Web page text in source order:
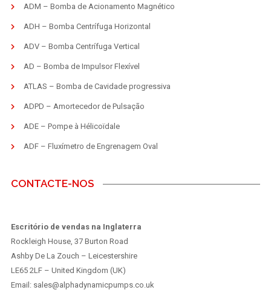
ADM – Bomba de Acionamento Magnético
ADH – Bomba Centrífuga Horizontal
ADV – Bomba Centrífuga Vertical
AD – Bomba de Impulsor Flexível
ATLAS – Bomba de Cavidade progressiva
ADPD – Amortecedor de Pulsação
ADE – Pompe à Hélicoïdale
ADF – Fluxímetro de Engrenagem Oval
CONTACTE-NOS
Escritório de vendas na Inglaterra
Rockleigh House, 37 Burton Road
Ashby De La Zouch – Leicestershire
LE65 2LF – United Kingdom (UK)
Email: sales@alphadynamicpumps.co.uk